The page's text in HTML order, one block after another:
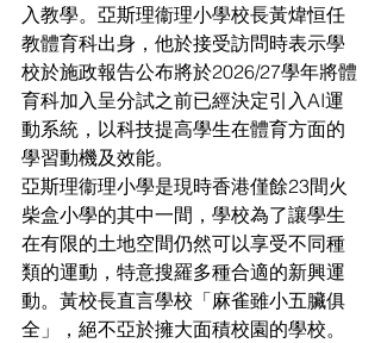
入教學。亞斯理衞理小學校長黃煒恒任
教體育科出身，他於接受訪問時表示學
校於施政報告公布將於2026/27學年將體
育科加入呈分試之前已經決定引入AI運
動系統，以科技提高學生在體育方面的
學習動機及效能。
亞斯理衞理小學是現時香港僅餘23間火
柴盒小學的其中一間，學校為了讓學生
在有限的土地空間仍然可以享受不同種
類的運動，特意搜羅多種合適的新興運
動。黃校長直言學校「麻雀雖小五臟俱
全」，絕不亞於擁大面積校園的學校。